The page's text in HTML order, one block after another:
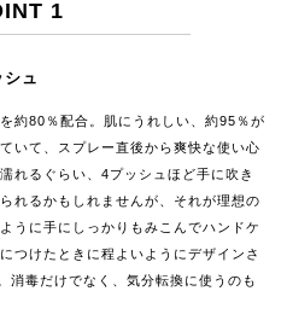
1
ュ
約80％配合。肌にうれしい、約95％が
いて、スプレー直後から爽快な使い心
れるぐらい、4プッシュほど手に吹き
れるかもしれませんが、それが理想の
うに手にしっかりもみこんでハンドケ
つけたときに程よいようにデザインさ
消毒だけでなく、気分転換に使うのも